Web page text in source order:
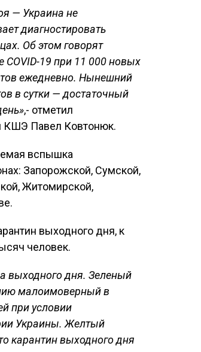
— Украина не
диагностировать
Об этом говорят
19 при 11 000 новых
ежедневно. Нынешний
в сутки — достаточный
,- отметил
КШЭ Павел Ковтонюк.
вспышка
Запорожской, Сумской,
Житомирской,
выходного дня, к
человек.
выходного дня. Зеленый
малоимоверный в
при условии
Украины. Желтый
карантин выходного дня